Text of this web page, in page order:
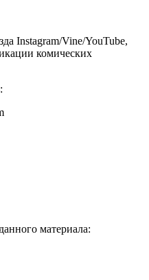
Instagram/Vine/YouTube,
комических
материала: